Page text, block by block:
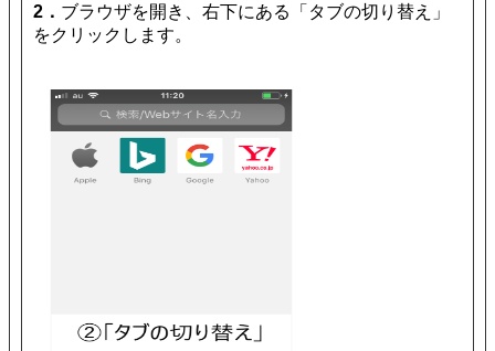
2． ブラウザを開き、右下にある「タブの切り替え」
をクリックします。